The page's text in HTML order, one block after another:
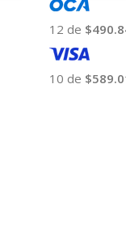
12 de
10 de